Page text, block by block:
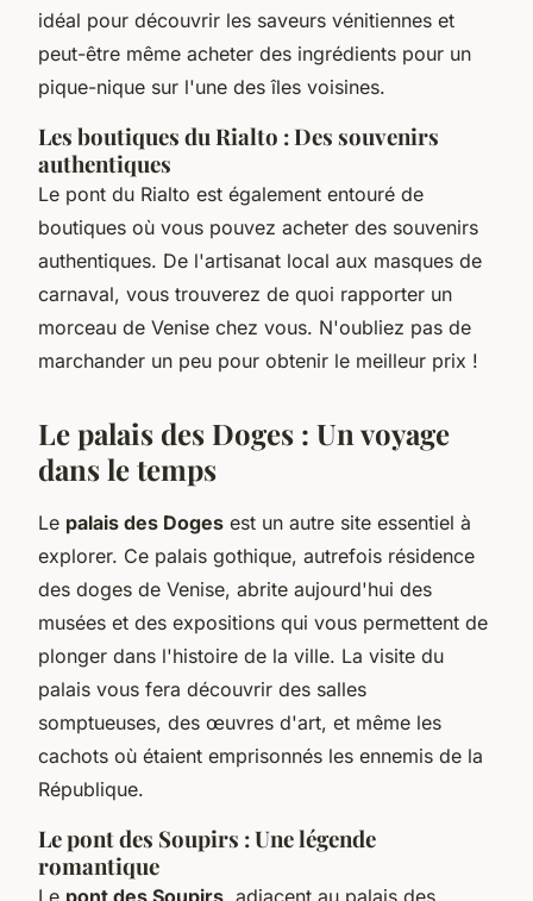
idéal pour découvrir les saveurs vénitiennes et
peut-être même acheter des ingrédients pour un
pique-nique sur l'une des îles voisines.
Les boutiques du Rialto : Des souvenirs
authentiques
Le pont du Rialto est également entouré de
boutiques où vous pouvez acheter des souvenirs
authentiques. De l'artisanat local aux masques de
carnaval, vous trouverez de quoi rapporter un
morceau de Venise chez vous. N'oubliez pas de
marchander un peu pour obtenir le meilleur prix !
Le palais des Doges : Un voyage
dans le temps
Le palais des Doges est un autre site essentiel à
explorer. Ce palais gothique, autrefois résidence
des doges de Venise, abrite aujourd'hui des
musées et des expositions qui vous permettent de
plonger dans l'histoire de la ville. La visite du
palais vous fera découvrir des salles
somptueuses, des œuvres d'art, et même les
cachots où étaient emprisonnés les ennemis de la
République.
Le pont des Soupirs : Une légende
romantique
Le pont des Soupirs , adjacent au palais des